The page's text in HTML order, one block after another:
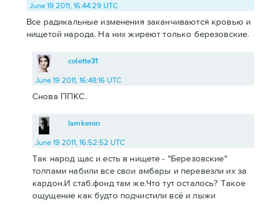
June 19 2011, 16:44:29 UTC
Все радикальные изменения заканчиваются кровью и
нищетой народа. На них жиреют только березовские.
colette31
June 19 2011, 16:48:16 UTC
Снова ППКС.
lamkeron
June 19 2011, 16:52:52 UTC
Так народ щас и есть в нищете - "Березовские"
толпами набили все свои амбары и перевезли их за
кардон.И стаб.фонд там же.Что тут осталось? Такое
ощущение как будто подчистили всё и лыжи